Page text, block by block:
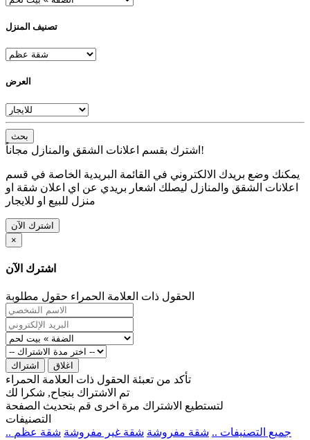
تصنيف المنزل
العرض
بحث
اشترك بقسم اعلانات الشقق والمنازل مجاناً!
يمكنك وضع بريدك الالكتروني في القائمة البريدية الخاصة في قسم
اعلانات الشقق والمنازل ليصلك اشعار بريدي عن اي اعلان شقة او
منزل للبيع او للايجار
اشترك الآن
×
اشترك الآن
الحقول ذات العلامة الحمراء حقول مطلوبة
اشتراك اغلاق
تأكد من تعبئة الحقول ذات العلامة الحمراء
تم الاشتراك بنجاح, شكرا لك
لتستطيع الاشتراك مرة اخرى قم بتحديث الصفحة
التصنيفات
.. جميع التصنيفات .. شقة مفروشة شقة غير مفروشة شقة عظم